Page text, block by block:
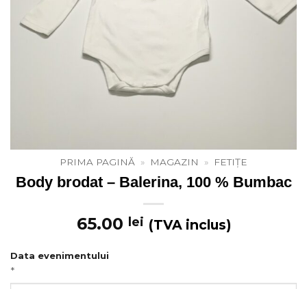
PRIMA PAGINĂ » MAGAZIN » FETIȚE
Body brodat – Balerina, 100 % Bumbac
65.00 lei (TVA inclus)
Data evenimentului
*